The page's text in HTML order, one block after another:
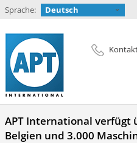
Sprache: Deutsch
APT International verfügt
Belgien und 3.000